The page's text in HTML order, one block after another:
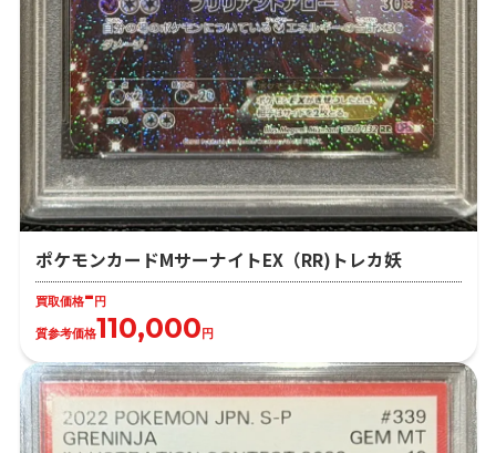
ポケモンカードMサーナイトEX（RR)トレカ妖
買取価格-円
質参考価格110,000円